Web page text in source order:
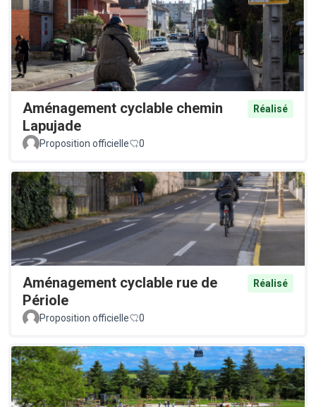
Aménagement cyclable chemin
Lapujade
Réalisé
Proposition officielle 0
Aménagement cyclable rue de
Périole
Réalisé
Proposition officielle 0